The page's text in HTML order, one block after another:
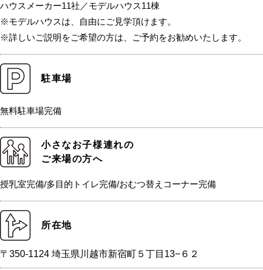
ハウスメーカー11社／モデルハウス11棟
※モデルハウスは、自由にご見学頂けます。
※詳しいご説明をご希望の方は、ご予約をお勧めいたします。
駐車場
無料駐車場完備
小さなお子様連れの
ご来場の方へ
授乳室完備/多目的トイレ完備/おむつ替えコーナー完備
所在地
〒350-1124 埼玉県川越市新宿町５丁目13−６２